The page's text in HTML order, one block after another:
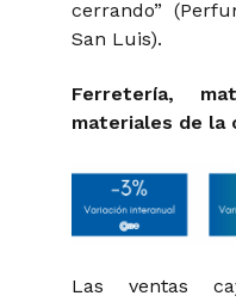
cerrando”
San Luis).
Ferretería,
materiales de la
Las ventas